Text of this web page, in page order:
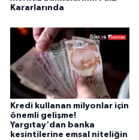
Kararlarında
Kredi kullanan milyonlar için
önemli gelişme!
Yargıtay'dan banka
kesintilerine emsal niteliğin